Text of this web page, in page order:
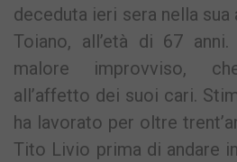
deceduta ieri sera nella
Toiano, all’età di 67
malore improvviso,
all’affetto dei suoi cari.
ha lavorato per oltre
Tito Livio prima di andare